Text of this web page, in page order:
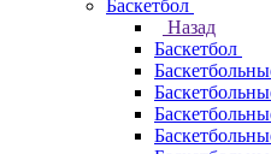
Баскетбол
Назад
Баскетбол